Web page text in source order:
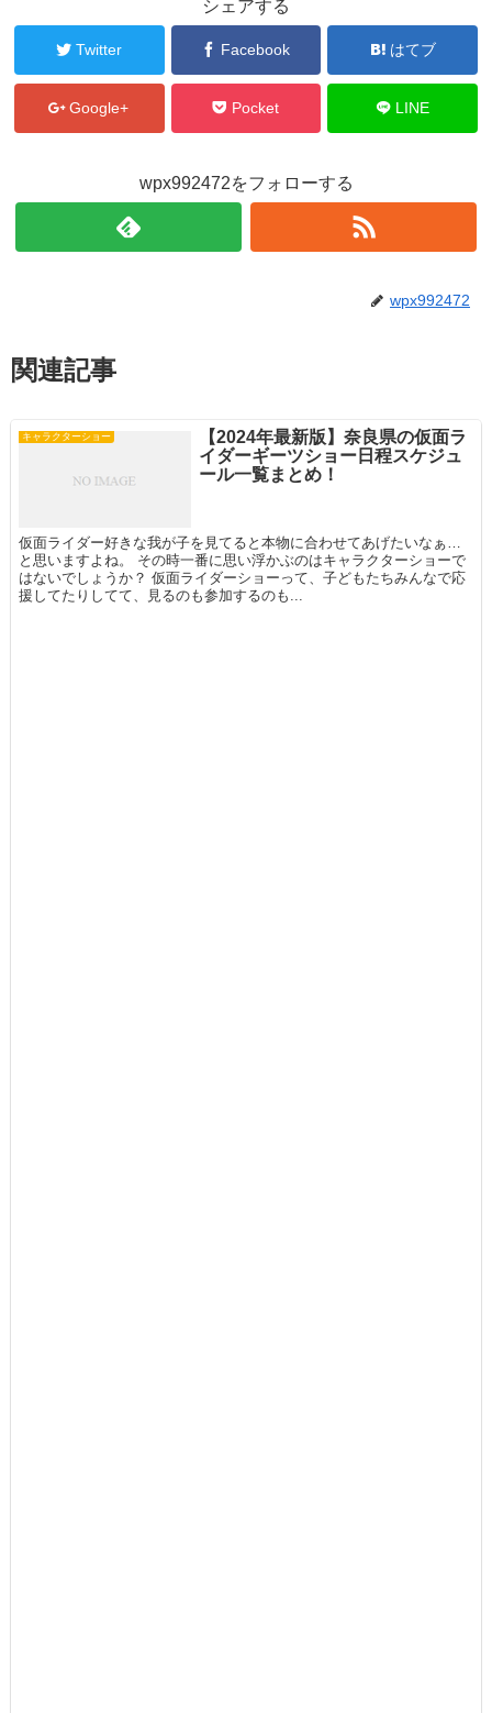
シェアする
Twitter Facebook はてブ
Google+ Pocket LINE
wpx992472をフォローする
wpx992472
関連記事
キャラクターショー
【2024年最新版】奈良県の仮面ラ
イダーギーツショー日程スケジュ
ール一覧まとめ！
仮面ライダー好きな我が子を見てると本物に合わせてあげたいなぁ…
と思いますよね。 その時一番に思い浮かぶのはキャラクターショーで
はないでしょうか？ 仮面ライダーショーって、子どもたちみんなで応
援してたりしてて、見るのも参加するのも...